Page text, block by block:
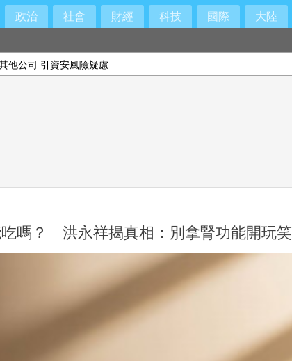
政治 社會 財經 科技 國際 大陸
他公司 引資安風險疑慮
嗎？ 洪永祥揭真相：別拿腎功能開玩笑